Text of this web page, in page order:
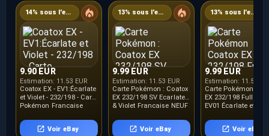
14% sous l'estimation
9.90 EUR
Estimation: 11.53 EUR
Coatox EX - EV1:Écarlate
et Violet - 232/198 - Carte
Pokémon Française
Voir eBay
13% sous l'estimation
9.99 EUR
Estimation: 11.53 EUR
Carte Pokémon : Coatox
EX 232/198 SV Ecarlate
& Violet Française NEUF
Voir eBay
13% sous l'estimation
9.99 EUR
Estimation: 11.53
Carte Pokémon
EX 232/198 Full Art -
EV01 Écarlate et
Voir eBay